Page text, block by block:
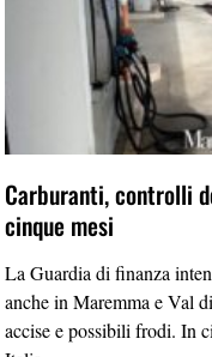
Carburanti, controlli
cinque mesi
La Guardia di finanza
anche in Maremma e Val
accise e possibili frodi. In